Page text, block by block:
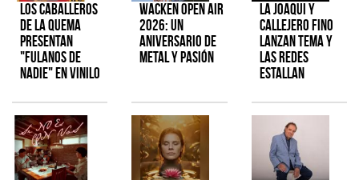
Los Caballeros
de la Quema
presentan
"Fulanos de
Nadie" en vinilo
Wacken Open Air
2026: Un
aniversario de
metal y pasión
La Joaqui y
Callejero Fino
lanzan tema y
las redes
estallan